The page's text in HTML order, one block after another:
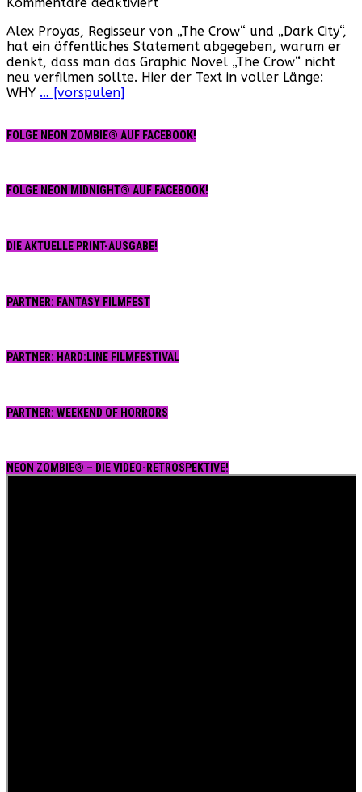
Proyas
äußert
sich
zum
Alex Proyas, Regisseur von „The Crow“ und „Dark City“,
hat ein öffentliches Statement abgegeben, warum er
denkt, dass man das Graphic Novel „The Crow“ nicht
neu verfilmen sollte. Hier der Text in voller Länge:
WHY … [vorspulen]
FOLGE NEON ZOMBIE® AUF FACEBOOK!
FOLGE NEON MIDNIGHT® AUF FACEBOOK!
DIE AKTUELLE PRINT-AUSGABE!
PARTNER: FANTASY FILMFEST
PARTNER: HARD:LINE FILMFESTIVAL
PARTNER: WEEKEND OF HORRORS
NEON ZOMBIE® – DIE VIDEO-RETROSPEKTIVE!